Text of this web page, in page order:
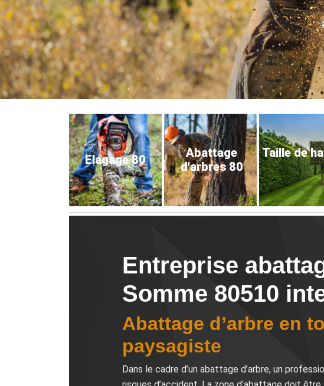
Elagage 80
Abattage
d'arbres 80
Taille de
Entreprise
Somme 80510
Abattage d’arbre en
paysagiste
Dans le cadre d’un abattage d’arbre, un